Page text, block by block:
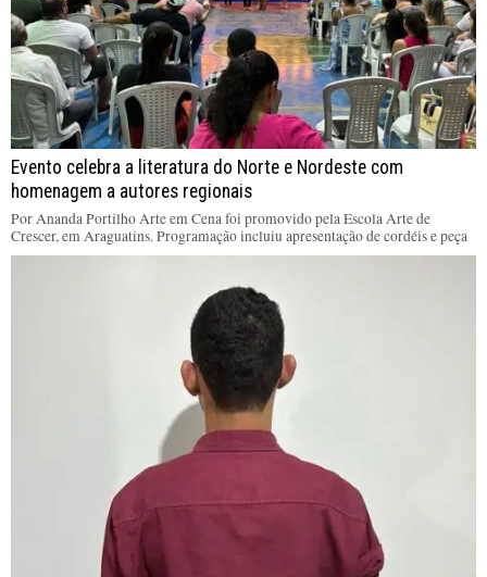
Evento celebra a literatura do Norte e Nordeste com
homenagem a autores regionais
Por Ananda Portilho Arte em Cena foi promovido pela Escola Arte de
Crescer, em Araguatins. Programação incluiu apresentação de cordéis e peça